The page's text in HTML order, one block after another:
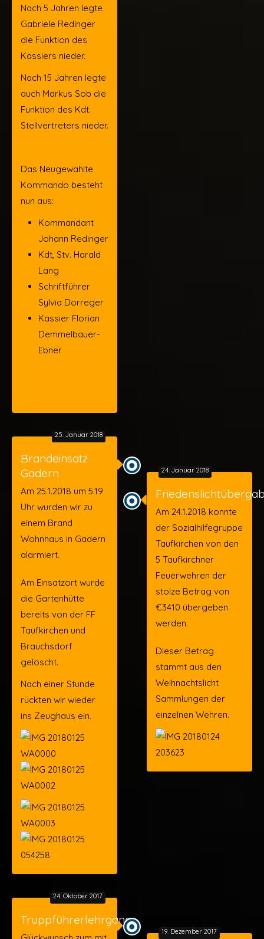
Nach 5 Jahren legte
Gabriele Redinger
die Funktion des
Kassiers nieder.
Nach 15 Jahren legte
auch Markus Sob die
Funktion des Kdt.
Stellvertreters nieder.
Das Neugewählte
Kommando besteht
nun aus:
Kommandant
Johann Redinger
Kdt, Stv. Harald
Lang
Schriftführer
Sylvia Dorreger
Kassier Florian
Demmelbauer-
Ebner
25. Januar 2018
Brandeinsatz
Gadern
Am 25.1.2018 um 5.19
Uhr wurden wir zu
einem Brand
Wohnhaus in Gadern
alarmiert.
Am Einsatzort wurde
die Gartenhütte
bereits von der FF
Taufkirchen und
Brauchsdorf
gelöscht.
Nach einer Stunde
rückten wir wieder
ins Zeughaus ein.
24. Januar 2018
Am 24.1.2018 konnte
der Sozialhilfegruppe
Taufkirchen von den
5 Taufkirchner
Feuerwehren der
stolze Betrag von
€3410 übergeben
werden.
Dieser Betrag
stammt aus den
Weihnachtslicht
Sammlungen der
einzelnen Wehren.
24. Oktober 2017
Truppführerlehrgang
19. Dezember 2017